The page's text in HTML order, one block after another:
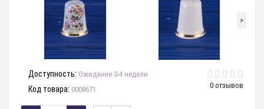
>
0 отзывов
Доступность: Ожидание 3-4 недели
Код товара: 0008671